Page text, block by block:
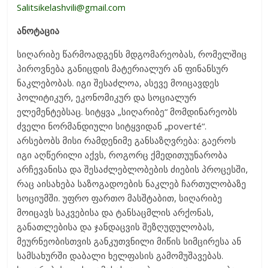
Salitsikelashvili@gmail.com
ანოტაცია
სიღარიბე წარმოადგენს მდგომარეობას, რომელშიც
პიროვნება განიცდის მატერიალურ ან ფინანსურ
ნაკლებობას. იგი შესაძლოა, ასევე მოიცავდეს
პოლიტიკურ, ეკონომიკურ და სოციალურ
ელემენტებსაც. სიტყვა „სიღარიბე“ მომდინარეობს
ძველი ნორმანდიული სიტყვიდან „poverté“.
არსებობს მისი რამდენიმე განსაზღვრება: გაეროს
იგი აღწერილი აქვს, როგორც ქმედითუუნარობა
არჩევანისა და შესაძლებლობების ძიების პროცესში,
რაც აისახება საზოგადოების ნაკლებ ჩართულობაზე
სოციუმში. უფრო ფართო მასშტაბით, სიღარიბე
მოიცავს საკვებისა და ტანსაცმლის არქონას,
განათლებისა და ჯანდაცვის შეზღუდულობას,
მეურნეობისთვის განკუთვნილი მიწის სიმცირესა ან
სამსახურში დაბალი ხელფასის გამომუშავებას.